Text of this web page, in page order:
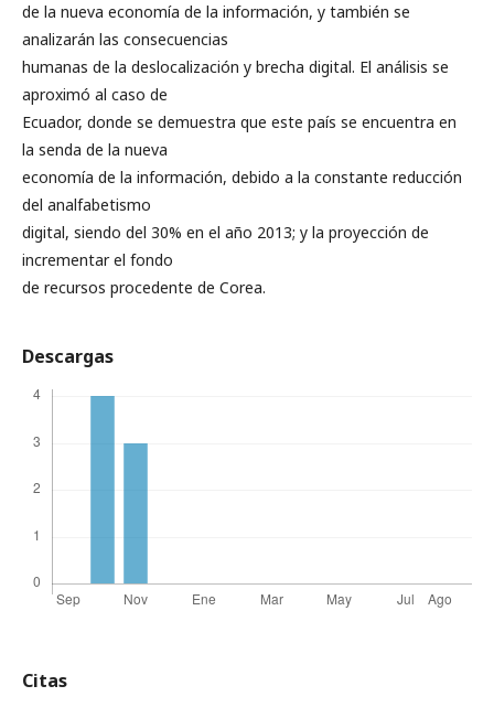
de la nueva economía de la información, y también se
analizarán las consecuencias
humanas de la deslocalización y brecha digital. El análisis se
aproximó al caso de
Ecuador, donde se demuestra que este país se encuentra en
la senda de la nueva
economía de la información, debido a la constante reducción
del analfabetismo
digital, siendo del 30% en el año 2013; y la proyección de
incrementar el fondo
de recursos procedente de Corea.
Descargas
Citas